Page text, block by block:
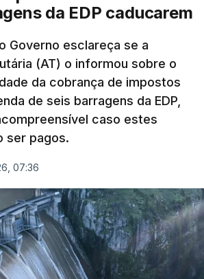
com a revelação de obras a
propriedade no Alentejo, feitas
contratado 17 vezes para
(PJ) até aos últimos dias,
surgiram ordens para mais
aos seus mandatos à
Luís Neves está há
sem sair do topo das
Nova polémica com Luís
da EDP caducarem
Governo esclareça se a
(AT) o informou sobre o
da cobrança de impostos
de seis barragens da EDP,
caso estes
ser pagos.
07:36